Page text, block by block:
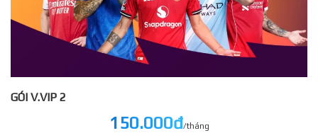
GÓI V.VIP 2
150.000đ/tháng